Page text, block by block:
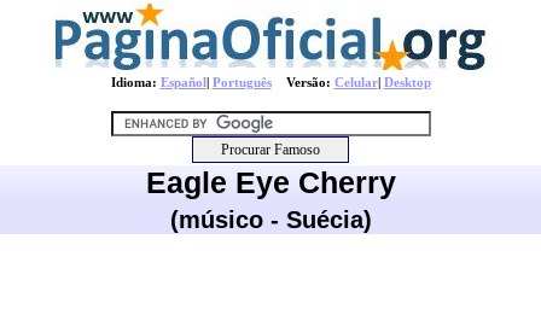
Idioma: Español| PortuguêsVersão: Celular| Desktop
Eagle Eye Cherry
(músico - Suécia)